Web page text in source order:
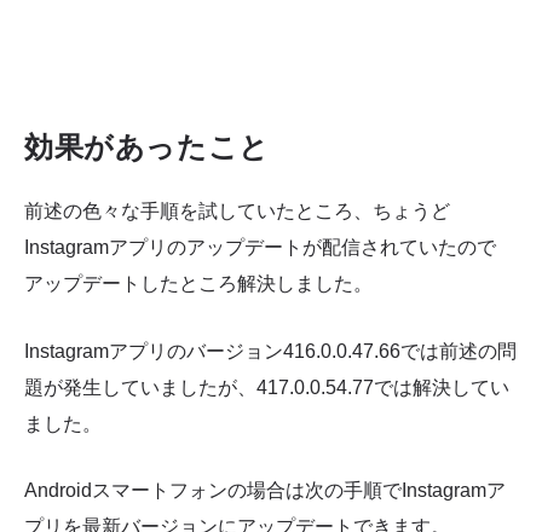
効果があったこと
前述の色々な手順を試していたところ、ちょうど
Instagramアプリのアップデートが配信されていたので
アップデートしたところ解決しました。
Instagramアプリのバージョン416.0.0.47.66では前述の問
題が発生していましたが、417.0.0.54.77では解決してい
ました。
Androidスマートフォンの場合は次の手順でInstagramア
プリを最新バージョンにアップデートできます。